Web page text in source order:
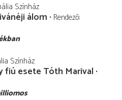
Színház
álom Rendező
Színház
fiú esete Tóth Marival